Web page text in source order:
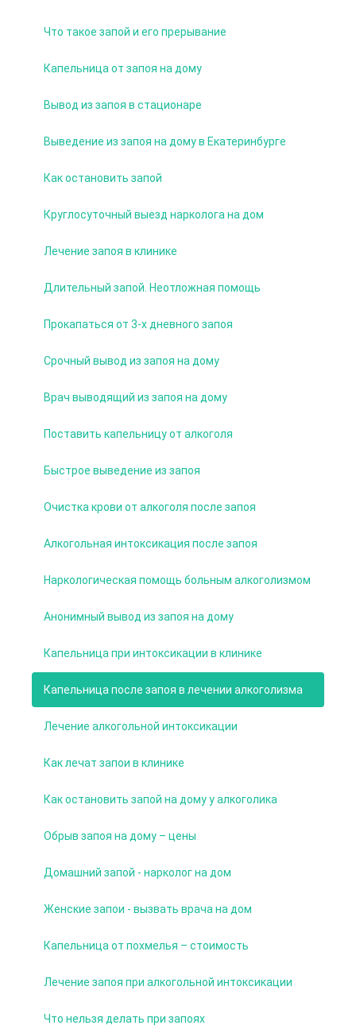
Что такое запой и его прерывание
Капельница от запоя на дому
Вывод из запоя в стационаре
Выведение из запоя на дому в Екатеринбурге
Как остановить запой
Круглосуточный выезд нарколога на дом
Лечение запоя в клинике
Длительный запой. Неотложная помощь
Прокапаться от 3-х дневного запоя
Срочный вывод из запоя на дому
Врач выводящий из запоя на дому
Поставить капельницу от алкоголя
Быстрое выведение из запоя
Очистка крови от алкоголя после запоя
Алкогольная интоксикация после запоя
Наркологическая помощь больным алкоголизмом
Анонимный вывод из запоя на дому
Капельница при интоксикации в клинике
Капельница после запоя в лечении алкоголизма
Лечение алкогольной интоксикации
Как лечат запои в клинике
Как остановить запой на дому у алкоголика
Обрыв запоя на дому – цены
Домашний запой - нарколог на дом
Женские запои - вызвать врача на дом
Капельница от похмелья – стоимость
Лечение запоя при алкогольной интоксикации
Что нельзя делать при запоях